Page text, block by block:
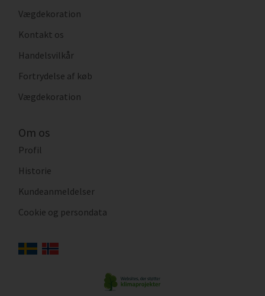
Vægdekoration
Kontakt os
Handelsvilkår
Fortrydelse af køb
Vægdekoration
Om os
Profil
Historie
Kundeanmeldelser
Cookie og persondata